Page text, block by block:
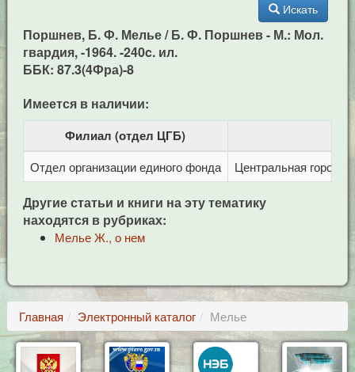
Искать
Поршнев, Б. Ф. Мелье / Б. Ф. Поршнев - М.: Мол.
гвардия, -1964. -240c. ил.
ББК: 87.3(4Фра)-8
Имеется в наличии:
Филиал (отдел ЦГБ)
Отдел организации единого фонда Центральная
Другие статьи и книги на эту тематику
находятся в рубриках:
Мелье Ж., о нем
Главная Электронный каталог Мелье